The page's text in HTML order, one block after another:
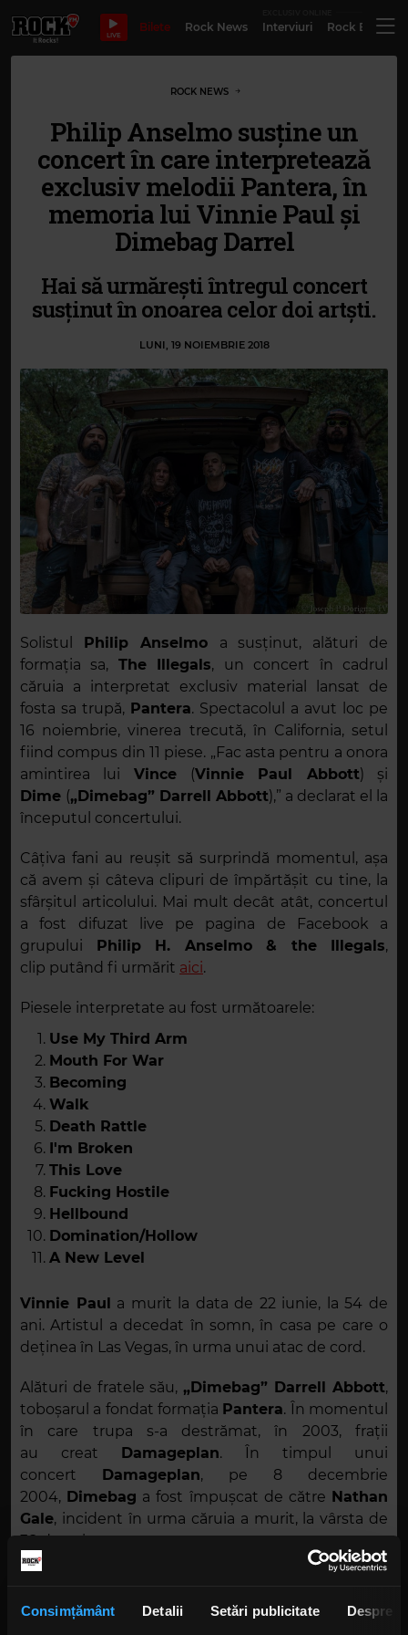
Consimțământ Detalii Setări publicitate Despre
LIVE
Bilete Rock News Interviuri Rock
ROCK NEWS
Philip Anselmo susține un
concert în care interpretează
exclusiv melodii Pantera, în
memoria lui Vinnie Paul și
Dimebag Darrel
Hai să urmărești întregul concert
susținut în onoarea celor doi artști.
LUNI, 19 NOIEMBRIE 2018
Solistul Philip Anselmo a susținut, alături de
formația sa, The Illegals, un concert în cadrul
căruia a interpretat exclusiv material lansat de
fosta sa trupă, Pantera. Spectacolul a avut loc pe
16 noiembrie, vinerea trecută, în California, setul
fiind compus din 11 piese. „Fac asta pentru a onora
amintirea lui Vince (Vinnie Paul Abbott) și
Dime („Dimebag” Darrell Abbott),” a declarat el la
începutul concertului.
Câțiva fani au reușit să surprindă momentul, așa
că avem și câteva clipuri de împărtășit cu tine, la
sfârșitul articolului. Mai mult decât atât, concertul
a fost difuzat live pe pagina de Facebook a
grupului
Philip H. Anselmo & the Illegals,
clip putând fi urmărit aici.
Piesele interpretate au fost următoarele:
Use My Third Arm
Mouth For War
Becoming
Walk
Death Rattle
I'm Broken
This Love
Fucking Hostile
Hellbound
Domination/Hollow
A New Level
Vinnie Paul
a murit la data de 22 iunie, la 54 de
ani. Artistul a decedat în somn, în casa pe care o
deținea în Las Vegas, în urma unui atac de cord.
Alături de fratele său,„Dimebag” Darrell Abbott,
toboșarul a fondat formația Pantera. În momentul
în care trupa s-a destrămat, în 2003, frații
au creat
Damageplan. În timpul unui
concert
Damageplan, pe 8 decembrie
2004, Dimebag a fost împușcat de către Nathan
Gale, incident în urma căruia a murit, la vârsta de
38 de ani.
de studio, ultimul, „Unden!able” , fiind apărut în
2016. Cu puțin timp înainte de decesul